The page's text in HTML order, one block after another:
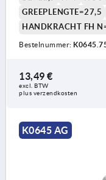
GREEPLENGTE=27,5
HANDKRACHT FH
Bestelnummer:
13,49 €
excl. BTW
plus verzendkosten
K0645 AG